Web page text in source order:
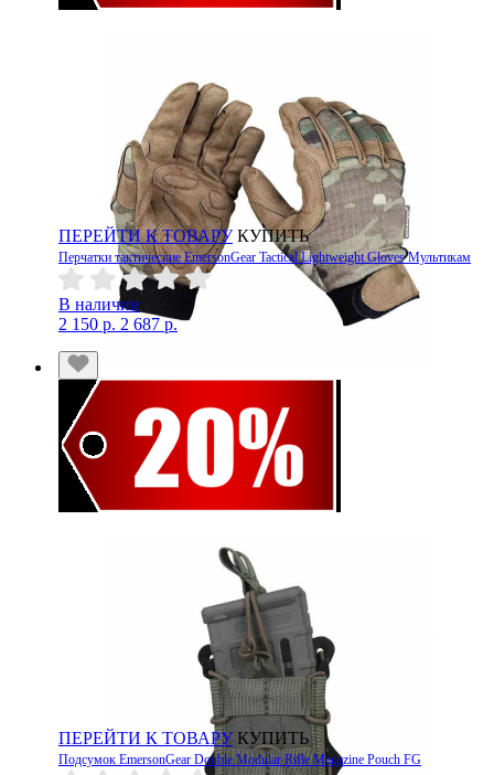
ПЕРЕЙТИ К ТОВАРУ КУПИТЬ
Перчатки тактические EmersonGear Tactical Lightweight Gloves Мультикам
В наличии
2 150 р. 2 687 р.
ПЕРЕЙТИ К ТОВАРУ КУПИТЬ
Подсумок EmersonGear Double Modular Rifle Magazine Pouch FG